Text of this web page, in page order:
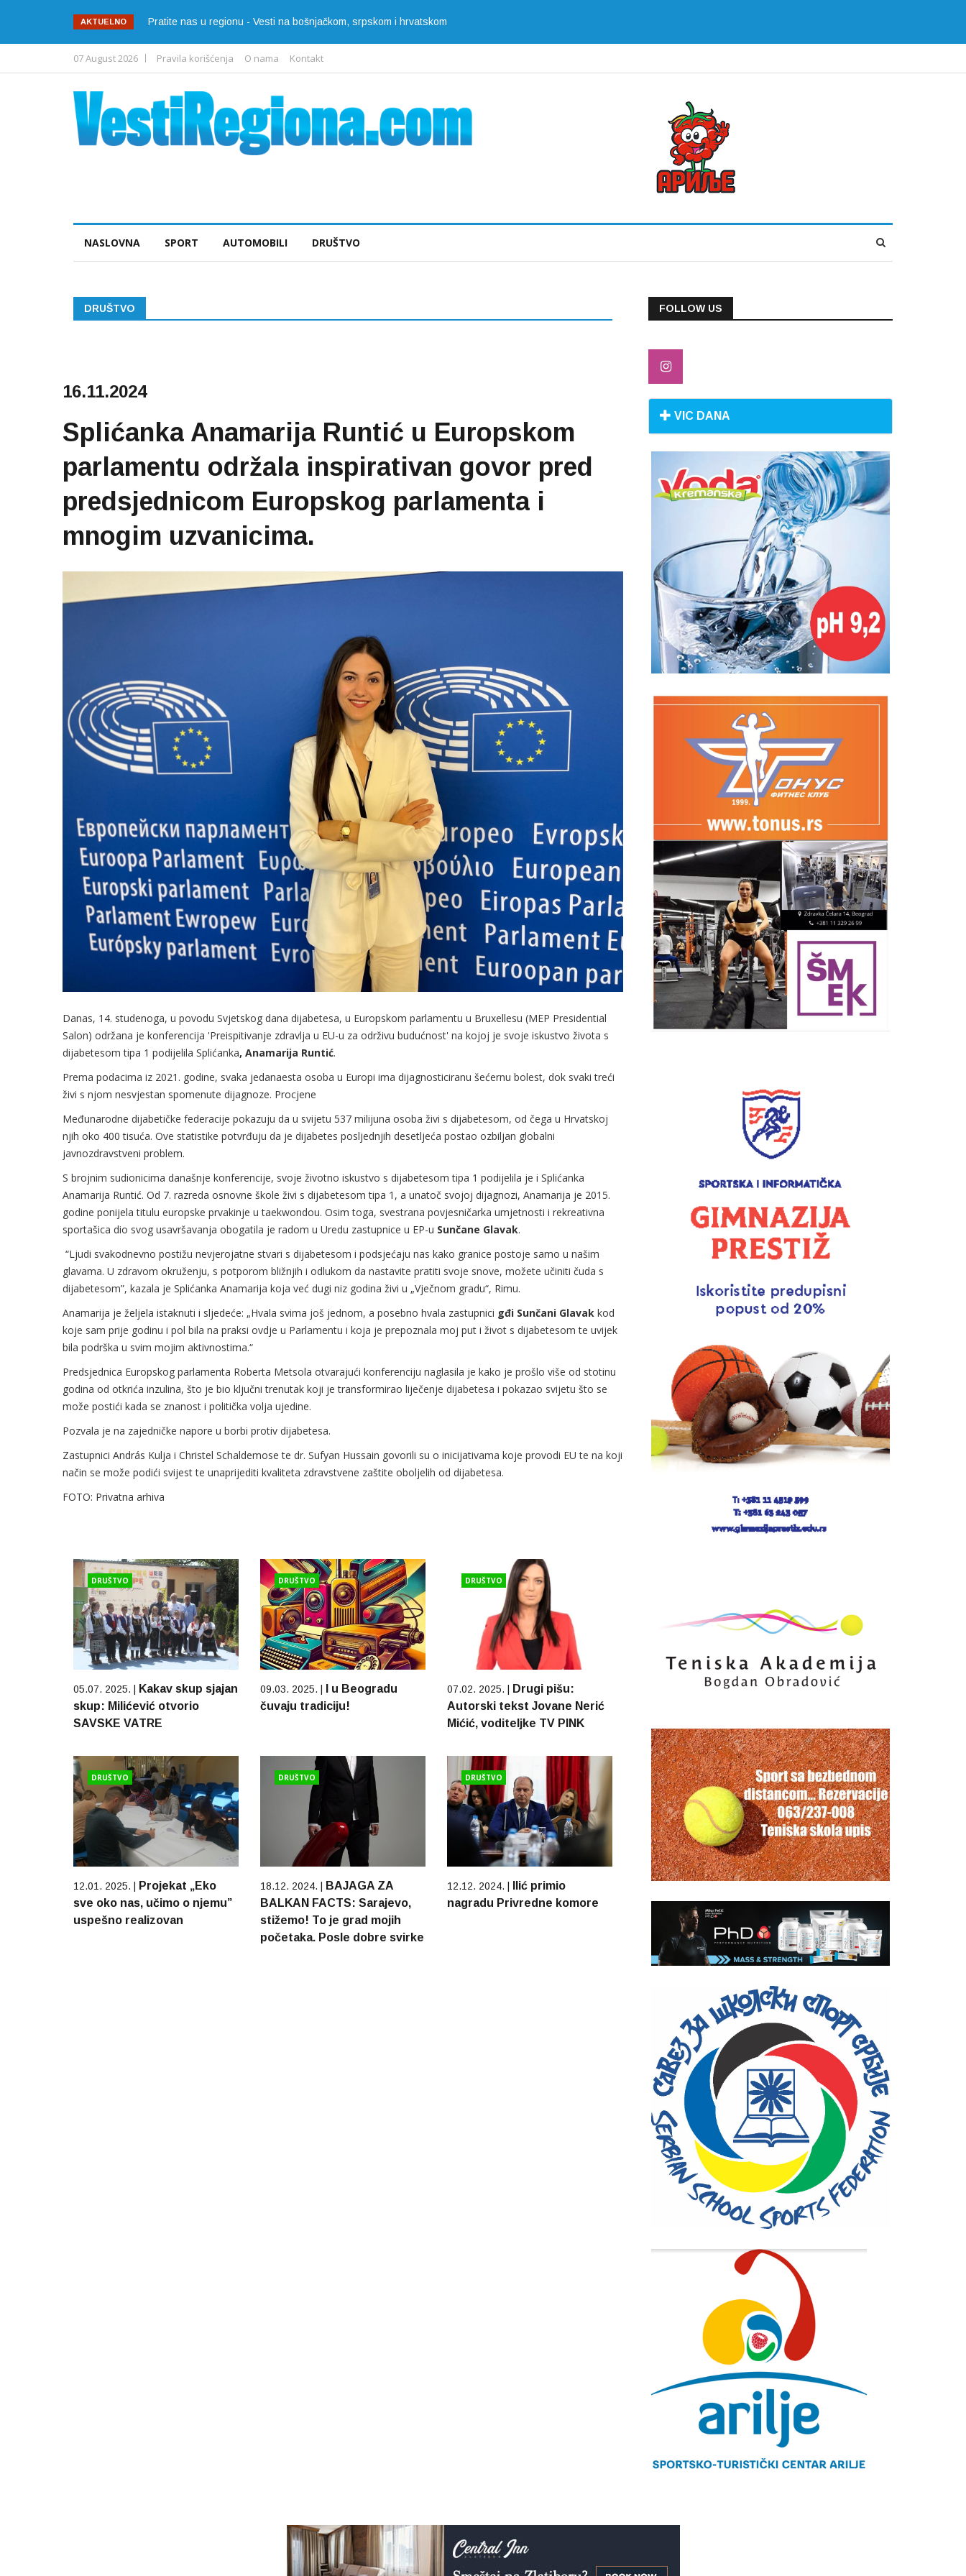
AKTUELNO Pratite nas u regionu - Vesti na bošnjačkom, srpskom i hrvatskom
07 August 2026 Pravila korišćenja O nama Kontakt
NASLOVNA SPORT AUTOMOBILI DRUŠTVO
DRUŠTVO
16.11.2024
Splićanka Anamarija Runtić u Europskom
parlamentu održala inspirativan govor pred
predsjednicom Europskog parlamenta i
mnogim uzvanicima.
Danas, 14. studenoga, u povodu Svjetskog dana dijabetesa, u Europskom parlamentu u Bruxellesu (MEP Presidential
Salon) održana je konferencija 'Preispitivanje zdravlja u EU-u za održivu budućnost' na kojoj je svoje iskustvo života s
dijabetesom tipa 1 podijelila Splićanka, Anamarija Runtić.
Prema podacima iz 2021. godine, svaka jedanaesta osoba u Europi ima dijagnosticiranu šećernu bolest, dok svaki treći
živi s njom nesvjestan spomenute dijagnoze. Procjene
Međunarodne dijabetičke federacije pokazuju da u svijetu 537 milijuna osoba živi s dijabetesom, od čega u Hrvatskoj
njih oko 400 tisuća. Ove statistike potvrđuju da je dijabetes posljednjih desetljeća postao ozbiljan globalni
javnozdravstveni problem.
S brojnim sudionicima današnje konferencije, svoje životno iskustvo s dijabetesom tipa 1 podijelila je i Splićanka
Anamarija Runtić. Od 7. razreda osnovne škole živi s dijabetesom tipa 1, a unatoč svojoj dijagnozi, Anamarija je 2015.
godine ponijela titulu europske prvakinje u taekwondou. Osim toga, svestrana povjesničarka umjetnosti i rekreativna
sportašica dio svog usavršavanja obogatila je radom u Uredu zastupnice u EP-u Sunčane Glavak.
“Ljudi svakodnevno postižu nevjerojatne stvari s dijabetesom i podsjećaju nas kako granice postoje samo u našim
glavama. U zdravom okruženju, s potporom bližnjih i odlukom da nastavite pratiti svoje snove, možete učiniti čuda s
dijabetesom”, kazala je Splićanka Anamarija koja već dugi niz godina živi u „Vječnom gradu“, Rimu.
Anamarija je željela istaknuti i sljedeće: „Hvala svima još jednom, a posebno hvala zastupnici gđi Sunčani Glavak kod
koje sam prije godinu i pol bila na praksi ovdje u Parlamentu i koja je prepoznala moj put i život s dijabetesom te uvijek
bila podrška u svim mojim aktivnostima.“
Predsjednica Europskog parlamenta Roberta Metsola otvarajući konferenciju naglasila je kako je prošlo više od stotinu
godina od otkrića inzulina, što je bio ključni trenutak koji je transformirao liječenje dijabetesa i pokazao svijetu što se
može postići kada se znanost i politička volja ujedine.
Pozvala je na zajedničke napore u borbi protiv dijabetesa.
Zastupnici András Kulja i Christel Schaldemose te dr. Sufyan Hussain govorili su o inicijativama koje provodi EU te na koji
način se može podići svijest te unaprijediti kvaliteta zdravstvene zaštite oboljelih od dijabetesa.
FOTO: Privatna arhiva
DRUŠTVO
05.07. 2025. |
Kakav skup sjajan
skup: Milićević otvorio
SAVSKE VATRE
DRUŠTVO
09.03. 2025. |
I u Beogradu
čuvaju tradiciju!
DRUŠTVO
07.02. 2025. |
Drugi pišu:
Autorski tekst Jovane Nerić
Mićić, voditeljke TV PINK
DRUŠTVO
12.01. 2025. |
Projekat „Eko
sve oko nas, učimo o njemu”
uspešno realizovan
DRUŠTVO
18.12. 2024. |
BAJAGA ZA
BALKAN FACTS: Sarajevo,
stižemo! To je grad mojih
početaka. Posle dobre svirke
DRUŠTVO
12.12. 2024. |
Ilić primio
nagradu Privredne komore
FOLLOW US
VIC DANA